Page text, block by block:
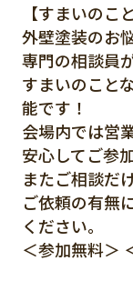
【すまいのこ
外壁塗装のお
専門の相談員
すまいのこと
能です！
会場内では営
安心してご参
またご相談だ
ご依頼の有無
ください。
＜参加無料＞